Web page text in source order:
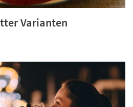
Varianten